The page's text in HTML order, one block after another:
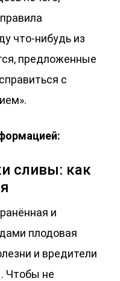
что-нибудь из
предложенные
с
сливы: как
и
плодовая
и вредители
Чтобы не